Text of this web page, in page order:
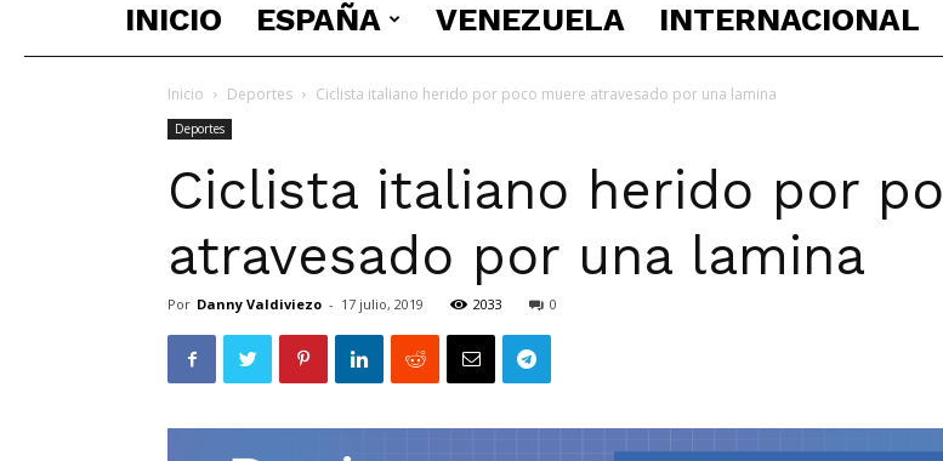
España
INICIO ESPAÑA VENEZUELA INTERNACIONAL
Inicio Deportes Ciclista italiano herido por poco muere atravesado por una lamina
Deportes
Ciclista italiano herido por
atravesado por una lamina
Por Danny Valdiviezo - 17 julio, 2019 2033 0